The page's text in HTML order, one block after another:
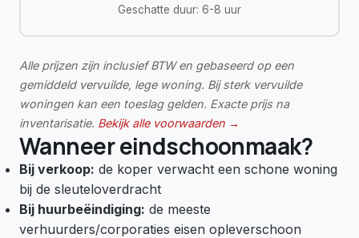
Geschatte duur: 6-8 uur
Alle prijzen zijn inclusief BTW en gebaseerd op een
gemiddeld vervuilde, lege woning. Bij sterk vervuilde
woningen kan een toeslag gelden. Exacte prijs na
inventarisatie. Bekijk alle voorwaarden →
Wanneer eindschoonmaak?
Bij verkoop: de koper verwacht een schone woning
bij de sleuteloverdracht
Bij huurbeëindiging: de meeste
verhuurders/corporaties eisen opleverschoon